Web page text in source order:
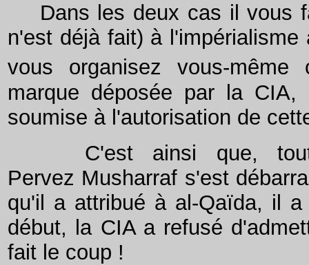
Dans les deux cas il vous
n'est déjà fait) à
vous organisez vous-
marque déposée par la
soumise à l'autorisation de
C'est ainsi que, tout
Pervez Musharraf s'est
qu'il a attribué à al-Qaïda, il
début, la CIA a refusé
fait le coup !